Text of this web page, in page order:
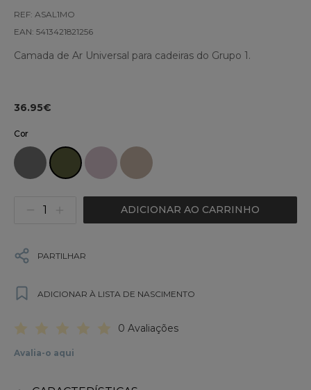
REF: ASAL1MO
EAN: 5413421821256
Camada de Ar Universal para cadeiras do Grupo 1.
36.95€
Cor
ADICIONAR AO CARRINHO
PARTILHAR
ADICIONAR À LISTA DE NASCIMENTO
0 Avaliações
Avalia-o aqui